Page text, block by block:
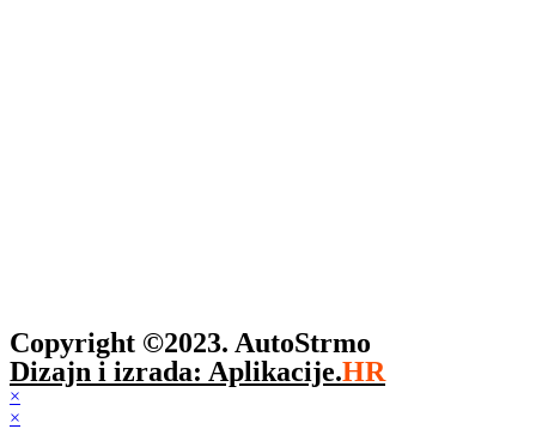
Copyright ©2023. AutoStrmo
Dizajn i izrada: Aplikacije.HR
×
×